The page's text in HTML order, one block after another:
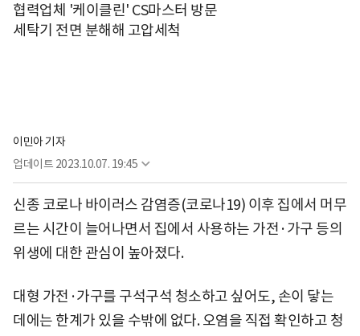
협력업체 '케이클린' CS마스터 방문
세탁기 전면 분해해 고압세척
이민아 기자
업데이트 2023.10.07. 19:45
신종 코로나 바이러스 감염증(코로나19) 이후 집에서 머무
르는 시간이 늘어나면서 집에서 사용하는 가전·가구 등의
위생에 대한 관심이 높아졌다.
대형 가전·가구를 구석구석 청소하고 싶어도, 손이 닿는
데에는 한계가 있을 수밖에 없다. 오염을 직접 확인하고 청